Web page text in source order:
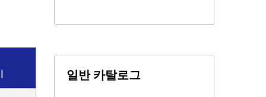
일반 카탈로그